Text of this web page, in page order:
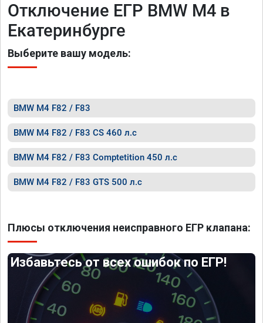
Отключение ЕГР BMW M4 в
Екатеринбурге
Выберите вашу модель:
BMW M4 F82 / F83
BMW M4 F82 / F83 CS 460 л.с
BMW M4 F82 / F83 Comptetition 450 л.с
BMW M4 F82 / F83 GTS 500 л.с
Плюсы отключения неисправного ЕГР клапана:
Избавьтесь от всех ошибок по ЕГР!